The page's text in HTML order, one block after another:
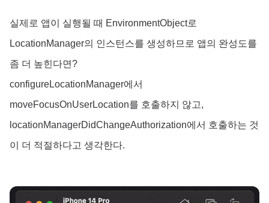
실제로 앱이 실행될 때 EnvironmentObject로
LocationManager의 인스턴스를 생성하므로 앱의 완성도를
좀 더 높힌다면?
configureLocationManager에서
moveFocusOnUserLocation를 호출하지 않고,
locationManagerDidChangeAuthorization에서 호출하는 것
이 더 적절하다고 생각한다.